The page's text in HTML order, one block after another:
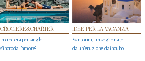
CROCIERE&CHARTER
In crociera per single
s'incrocia l’amore?
IDEE PER LA VACANZA
Santorini, un sogno nato
da un’eruzione da incubo